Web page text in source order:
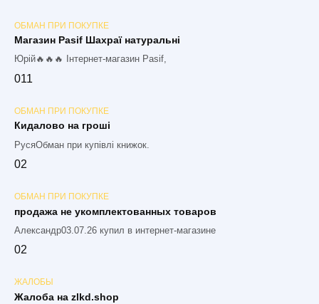
ОБМАН ПРИ ПОКУПКЕ
Магазин Pasif Шахраї натуральні
Юрій🔥🔥🔥 Інтернет-магазин Pasif,
011
ОБМАН ПРИ ПОКУПКЕ
Кидалово на гроші
РусяОбман при купівлі книжок.
02
ОБМАН ПРИ ПОКУПКЕ
продажа не укомплектованных товаров
Александр03.07.26 купил в интернет-магазине
02
ЖАЛОБЫ
Жалоба на zlkd.shop